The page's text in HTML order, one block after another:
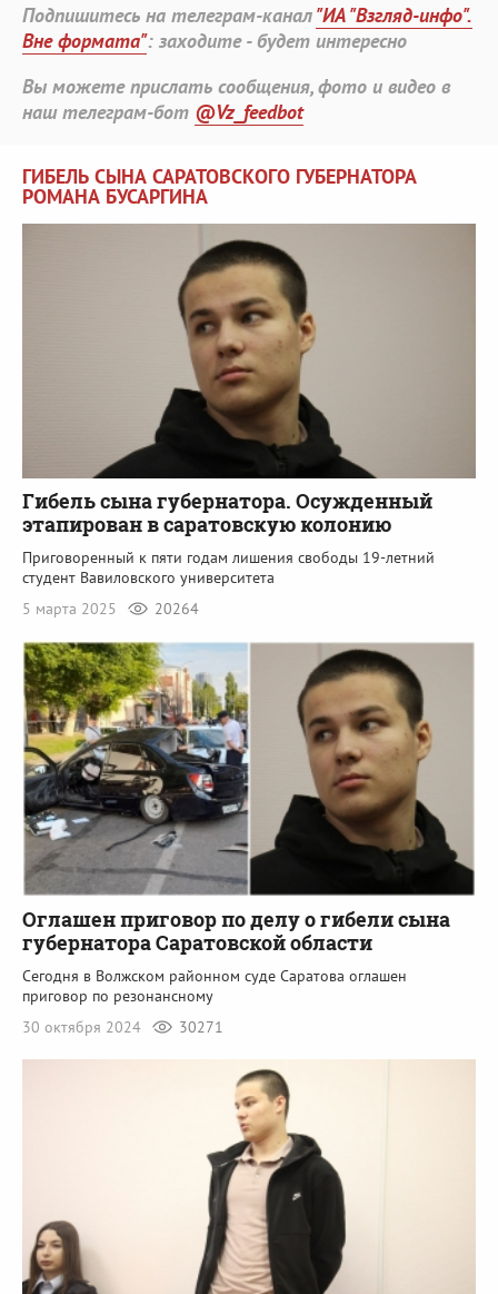
Подпишитесь на телеграм-канал"ИА "Взгляд-инфо".
Вне формата": заходите - будет интересно
Вы можете прислать сообщения, фото и видео в
наш телеграм-бот @Vz_feedbot
ГИБЕЛЬ СЫНА САРАТОВСКОГО ГУБЕРНАТОРА
РОМАНА БУСАРГИНА
Гибель сына губернатора. Осужденный
этапирован в саратовскую колонию
Приговоренный к пяти годам лишения свободы 19-летний
студент Вавиловского университета
5 марта 2025
20264
Оглашен приговор по делу о гибели сына
губернатора Саратовской области
Сегодня в Волжском районном суде Саратова оглашен
приговор по резонансному
30 октября 2024
30271